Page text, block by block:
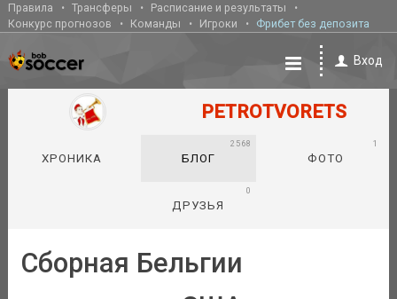
Правила Трансферы
Расписание и результаты
Конкурс прогнозов
Команды Игроки Фрибет без депозита
Вход
PETROTVORETS
ХРОНИКА БЛОГ
2568
ФОТО
1
ДРУЗЬЯ
0
Сборная Бельгии